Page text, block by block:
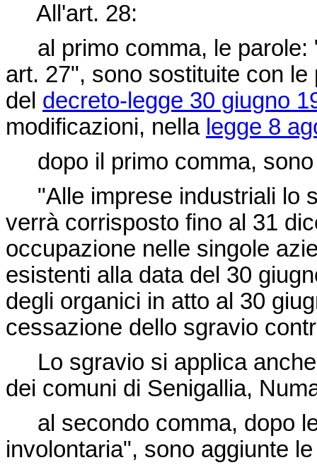
All'art. 28:
al primo comma, le parole:
art. 27", sono sostituite con
del decreto-legge 30 giugno
modificazioni, nella legge 8
dopo il primo comma, sono
"Alle imprese industriali lo
verrà corrisposto fino al 31
occupazione nelle singole
esistenti alla data del 30
degli organici in atto al 30
cessazione dello sgravio
Lo sgravio si applica anche
dei comuni di Senigallia,
al secondo comma, dopo
involontaria", sono aggiunte